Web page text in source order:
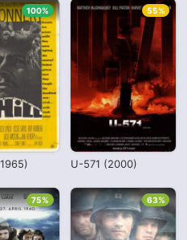
100%
U-571 (2000)
55%
75% 63%